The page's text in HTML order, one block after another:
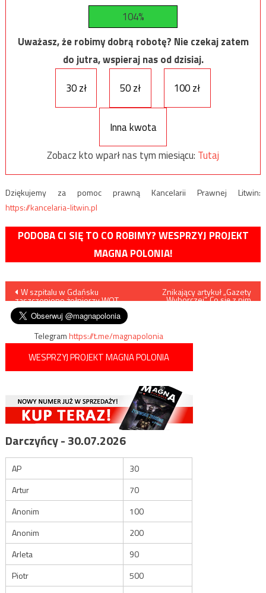
104%
Uważasz, że robimy dobrą robotę? Nie czekaj zatem
do jutra, wspieraj nas od dzisiaj.
30 zł
50 zł 100 zł
Inna kwota
Zobacz kto wparł nas tym miesiącu: Tutaj
Dziękujemy za pomoc prawną Kancelarii Prawnej Litwin:
https://kancelaria-litwin.pl
PODOBA CI SIĘ TO CO ROBIMY? WESPRZYJ PROJEKT
MAGNA POLONIA!
Nawigacja
wpisu
W szpitalu w Gdańsku
zaszczepiono żołnierzy WOT
Znikający artykuł „Gazety
Wyborczej”. Co się z nim
Telegramhttps://t.me/magnapolonia
WESPRZYJ PROJEKT MAGNA POLONIA
Darczyńcy - 30.07.2026
AP
30
Artur
70
Anonim
100
Anonim
200
Arleta
90
Piotr
500